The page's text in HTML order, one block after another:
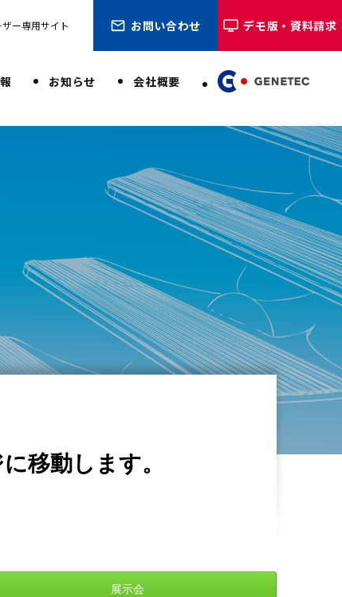
ザー専用サイト お問い合わせ デモ版・資料請求
お知らせ 会社概要
移動します。
展示会